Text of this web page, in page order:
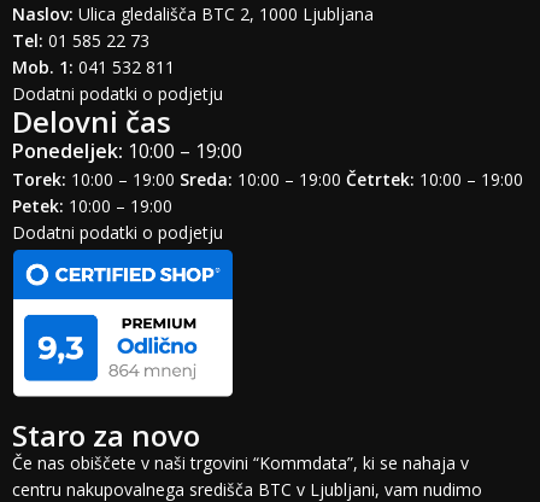
Naslov: Ulica gledališča BTC 2, 1000 Ljubljana
Tel: 01 585 22 73
Mob. 1: 041 532 811
Dodatni podatki o podjetju
Delovni čas
Ponedeljek: 10:00 – 19:00
Torek: 10:00 – 19:00 Sreda: 10:00 – 19:00 Četrtek: 10:00 – 19:00
Petek: 10:00 – 19:00
Dodatni podatki o podjetju
Staro za novo
Če nas obiščete v naši trgovini “Kommdata”, ki se nahaja v
centru nakupovalnega središča BTC v Ljubljani, vam nudimo